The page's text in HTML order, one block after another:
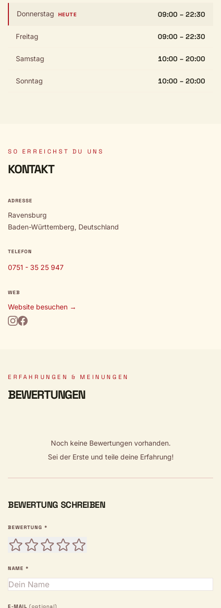
Donnerstag HEUTE 09:00 – 22:30
Freitag 09:00 – 22:30
Samstag 10:00 – 20:00
Sonntag 10:00 – 20:00
SO ERREICHST DU UNS
KONTAKT
ADRESSE
Ravensburg
Baden-Württemberg, Deutschland
TELEFON
0751 - 35 25 947
WEB
Website besuchen →
ERFAHRUNGEN & MEINUNGEN
BEWERTUNGEN
Noch keine Bewertungen vorhanden.
Sei der Erste und teile deine Erfahrung!
BEWERTUNG SCHREIBEN
BEWERTUNG *
NAME *
E-MAIL (optional)